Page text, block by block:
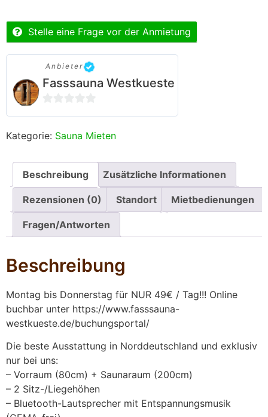
Stelle eine Frage vor der Anmietung
Anbieter
Fasssauna Westkueste
5
Kategorie: Sauna Mieten
Beschreibung Zusätzliche Informationen
Rezensionen (0) Standort Mietbedienungen
Fragen/Antworten
Beschreibung
Montag bis Donnerstag für NUR 49€ / Tag!!! Online
buchbar unter https://www.fasssauna-
westkueste.de/buchungsportal/
Die beste Ausstattung in Norddeutschland und exklusiv
nur bei uns:
– Vorraum (80cm) + Saunaraum (200cm)
– 2 Sitz-/Liegehöhen
– Bluetooth-Lautsprecher mit Entspannungsmusik